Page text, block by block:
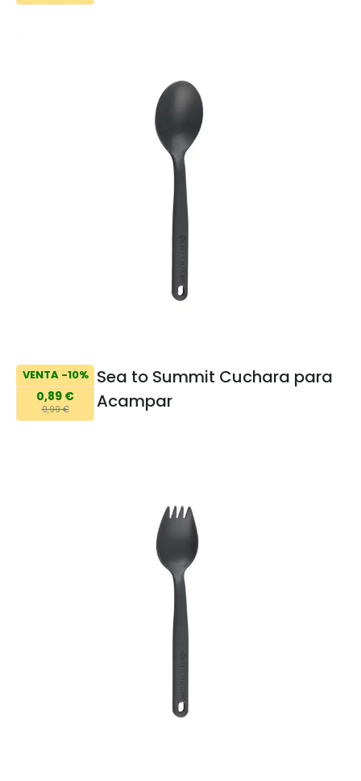
VENTA -10%
0,89 €
0,99 €
Sea to Summit Cuchara para
Acampar